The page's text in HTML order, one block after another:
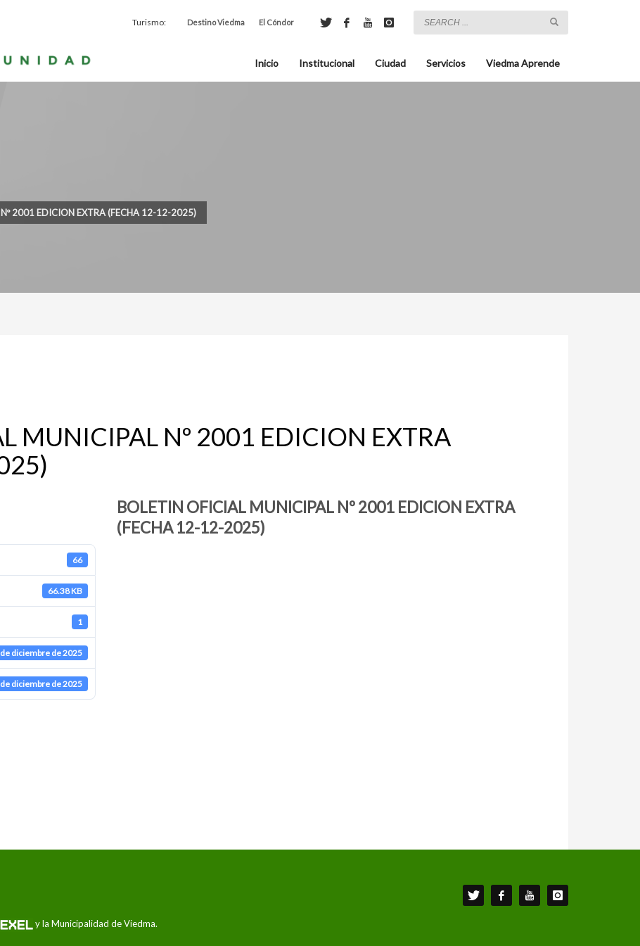
Turismo: Destino Viedma El Cóndor
Inicio Institucional Ciudad Servicios Viedma Aprende
2001 EDICION EXTRA (FECHA 12-12-2025)
MUNICIPAL Nº 2001 EDICION EXTRA
66
66.38 KB
1
diciembre de 2025
diciembre de 2025
BOLETIN OFICIAL MUNICIPAL Nº 2001 EDICION EXTRA
(FECHA 12-12-2025)
y la Municipalidad de Viedma.